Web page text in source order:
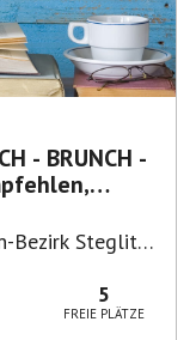
Bezirk Steglitz-
5
FREIE PLÄTZE